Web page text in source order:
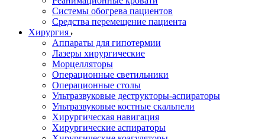
Системы обогрева пациентов
Средства перемещение пациента
Хирургия
Аппараты для гипотермии
Лазеры хирургические
Морцелляторы
Операционные светильники
Операционные столы
Ультразвуковые деструкторы-аспираторы
Ультразвуковые костные скальпели
Хирургическая навигация
Хирургические аспираторы